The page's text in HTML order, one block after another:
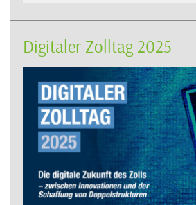
Digitaler Zolltag 2025